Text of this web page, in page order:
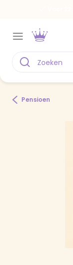
Pensioen